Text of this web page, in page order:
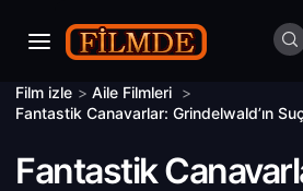
Film izle > Aile Filmleri >
Fantastik Canavarlar: Grindelwald’ın
Fantastik